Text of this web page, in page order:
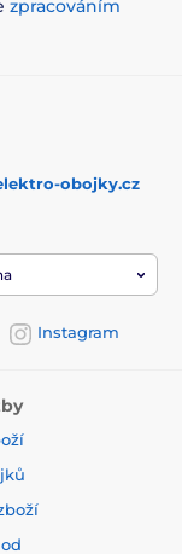
zpracováním
obojky.cz
Instagram